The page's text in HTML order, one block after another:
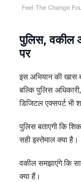
Feel The Change
पुलिस, वकील
पर
इस अभियान की खास
बल्कि पुलिस
डिजिटल एक्सपर्ट भी
पुलिस बताएगी कि
सही इस्तेमाल क्या है।
वकील समझाएंगे कि
क्या हैं।